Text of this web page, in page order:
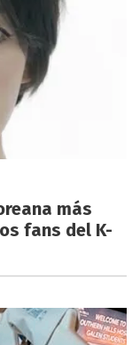
más
fans del K-